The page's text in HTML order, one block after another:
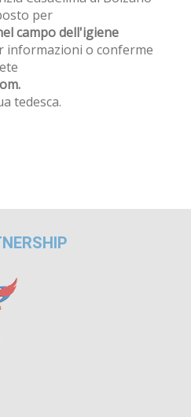
per
campo dell'igiene
informazioni o conferme
tedesca.